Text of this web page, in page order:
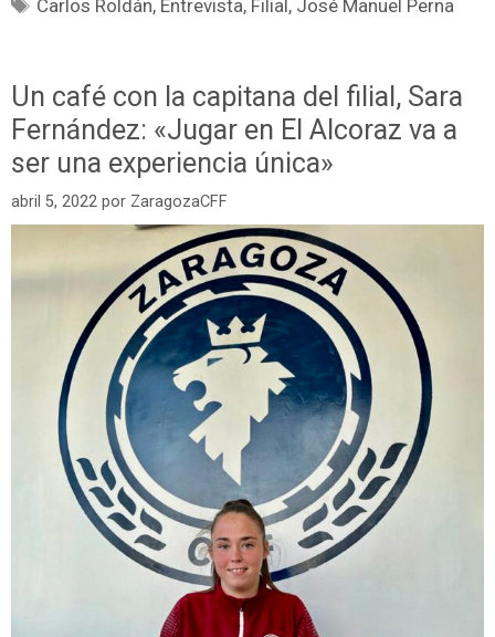
Carlos Roldán, Entrevista, Filial , José Manuel Perna
Un café con la capitana del filial, Sara
Fernández: «Jugar en El Alcoraz va a
ser una experiencia única»
abril 5, 2022 por ZaragozaCFF